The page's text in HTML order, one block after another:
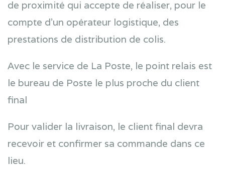
de proximité qui accepte de réaliser, pour le
compte d’un opérateur logistique, des
prestations de distribution de colis.
Avec le service de La Poste, le point relais est
le bureau de Poste le plus proche du client
final
Pour valider la livraison, le client final devra
recevoir et confirmer sa commande dans ce
lieu.